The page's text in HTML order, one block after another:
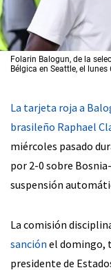
Folarin Balogun, de la
Bélgica en Seattle, el
La tarjeta roja a
brasileño Raphael
miércoles pasado
por 2-0 sobre
suspensión
La comisión
sanción el domingo,
presidente de